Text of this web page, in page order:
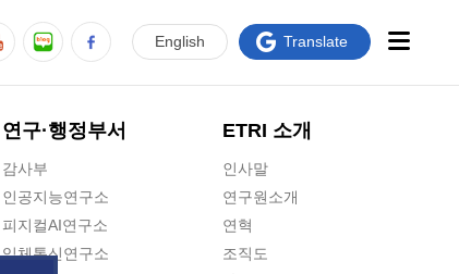
연구·행정부서
감사부
인공지능연구소
피지컬AI연구소
입체통신연구소
ETRI 소개
인사말
연구원소개
연혁
조직도
English Translate